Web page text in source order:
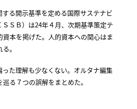
る開示基準を定める国際サステナビ
ＳＳＢ）は24年４月、次期基準策定テ
本を掲げた。人的資本への関心はま
。
った理解も少なくない。オルタナ編集
る７つの誤解をまとめた。